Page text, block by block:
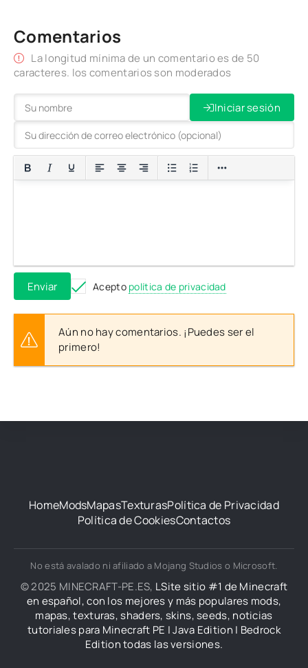
Comentarios
La longitud mínima de un comentario es de 50
caracteres. los comentarios son moderados
Iniciar sesión
Enviar Acepto política de privacidad
Aún no hay comentarios. ¡Puedes ser el
primero!
HomeModsMapasTexturasPolítica de Privacidad
Política de CookiesContactos
No está avalado ni afiliado a Mojang Studios o Microsoft.
© 2025 MINECRAFT-PE.ES, LSite sitio #1 de Minecraft
en español, con los mejores y más populares mods,
mapas, texturas, shaders, skins, seeds, noticias
tutoriales para Minecraft PE | Java Edition | Bedrock
Edition todas las versiones.